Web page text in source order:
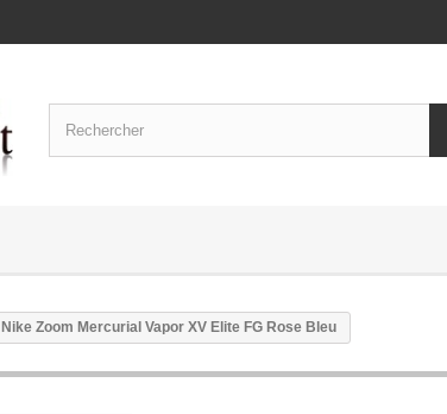
Nike Zoom Mercurial Vapor XV Elite FG Rose Bleu